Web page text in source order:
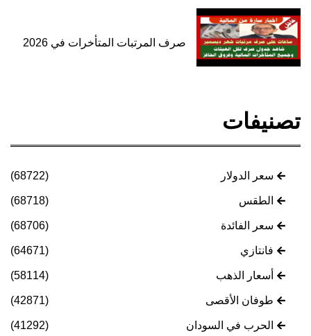
صرف المرتبات المتأخرات في 2026
تصنيفات
سعر الدولار (68722)
الطقس (68718)
سعر الفائدة (68706)
فانتازي (64671)
أسعار الذهب (58114)
طوفان الأقصى (42871)
الحرب في السودان (41292)